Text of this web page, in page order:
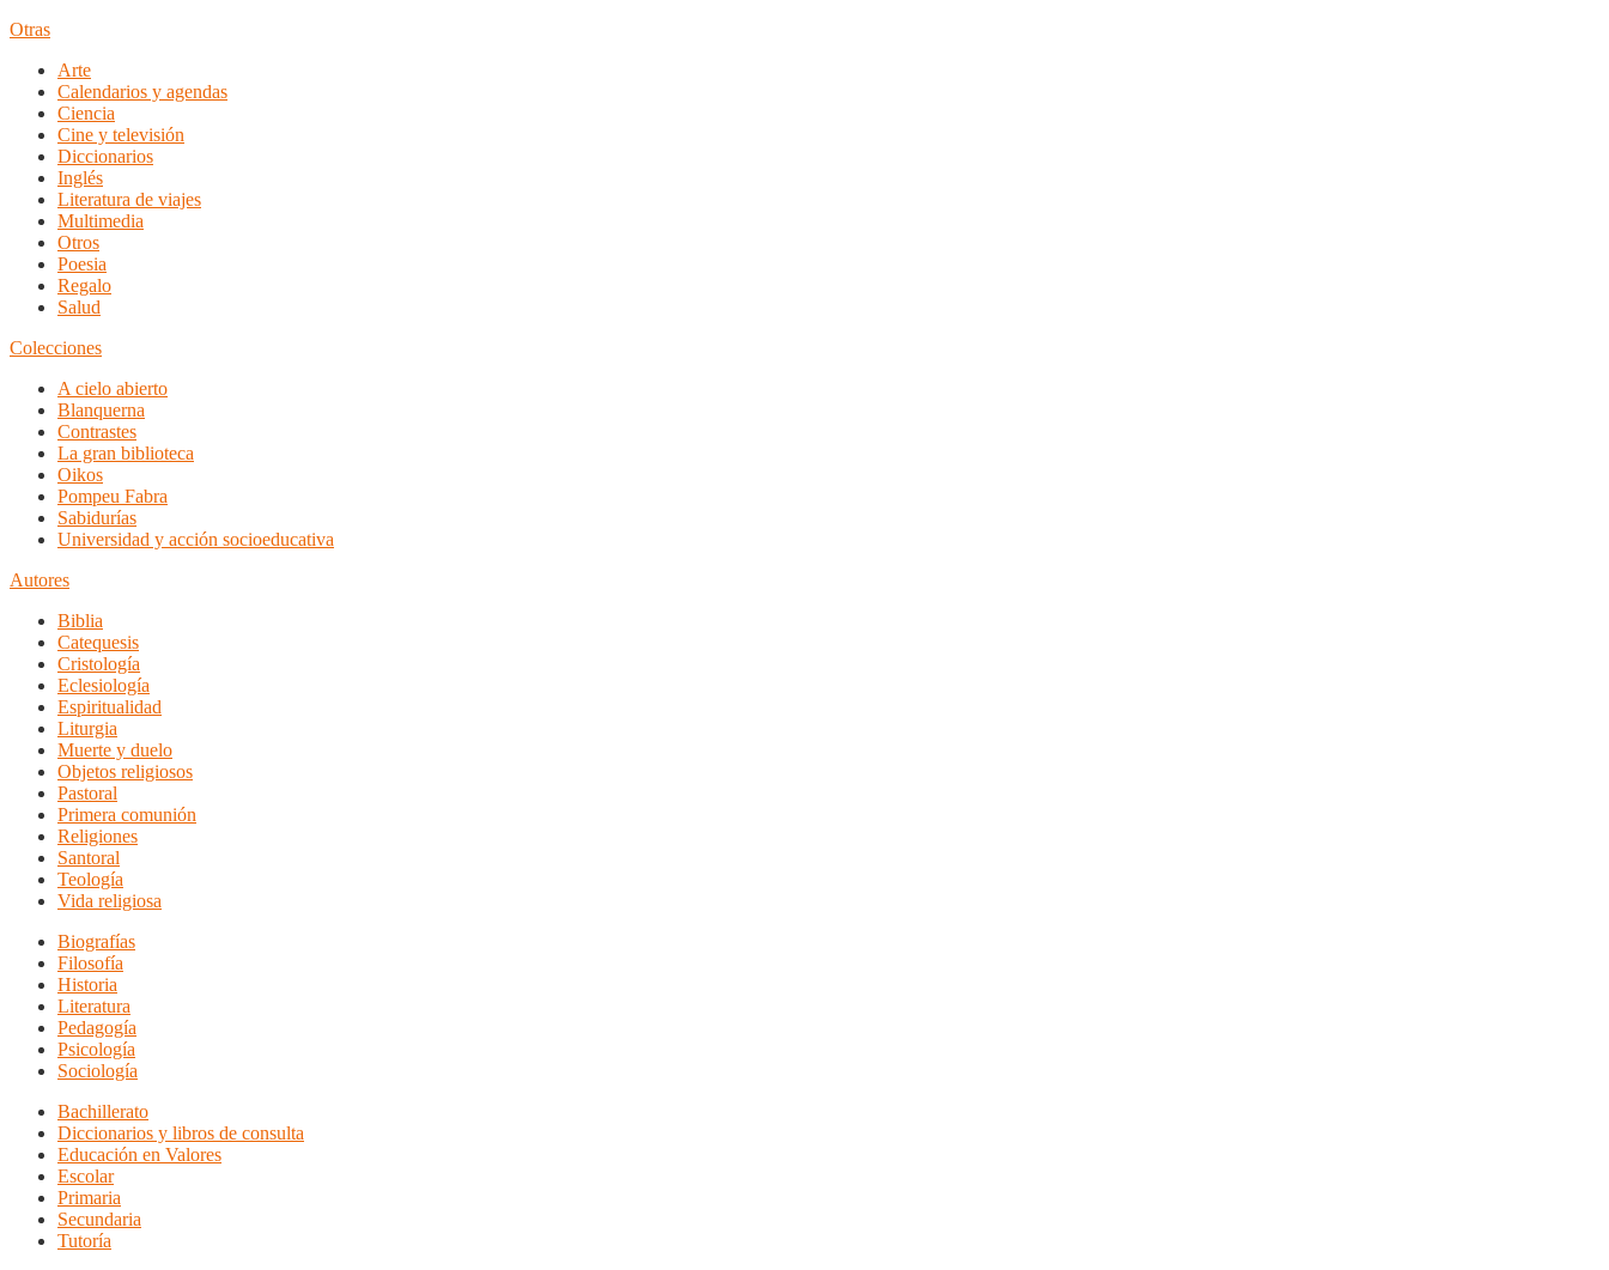
Otras
Arte
Calendarios y agendas
Ciencia
Cine y televisión
Diccionarios
Inglés
Literatura de viajes
Multimedia
Otros
Poesia
Regalo
Salud
Colecciones
A cielo abierto
Blanquerna
Contrastes
La gran biblioteca
Oikos
Pompeu Fabra
Sabidurías
Universidad y acción socioeducativa
Autores
Biblia
Catequesis
Cristología
Eclesiología
Espiritualidad
Liturgia
Muerte y duelo
Objetos religiosos
Pastoral
Primera comunión
Religiones
Santoral
Teología
Vida religiosa
Biografías
Filosofía
Historia
Literatura
Pedagogía
Psicología
Sociología
Bachillerato
Diccionarios y libros de consulta
Educación en Valores
Escolar
Primaria
Secundaria
Tutoría